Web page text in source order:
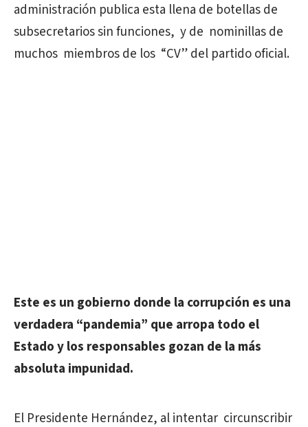
administración publica esta llena de botellas de
subsecretarios sin funciones, y de nominillas de
muchos miembros de los “CV” del partido oficial.
Este es un gobierno donde la corrupción es una
verdadera “pandemia” que arropa todo el
Estado y los responsables gozan de la más
absoluta impunidad.
El Presidente Hernández, al intentar circunscribir